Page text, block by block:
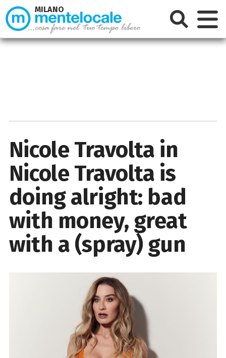
Nicole Travolta in
Nicole Travolta is
doing alright: bad
with money, great
with a (spray) gun
MILANO